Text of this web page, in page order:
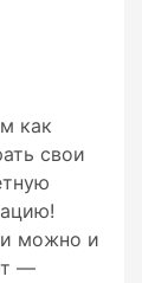
как
свои
можно и
—